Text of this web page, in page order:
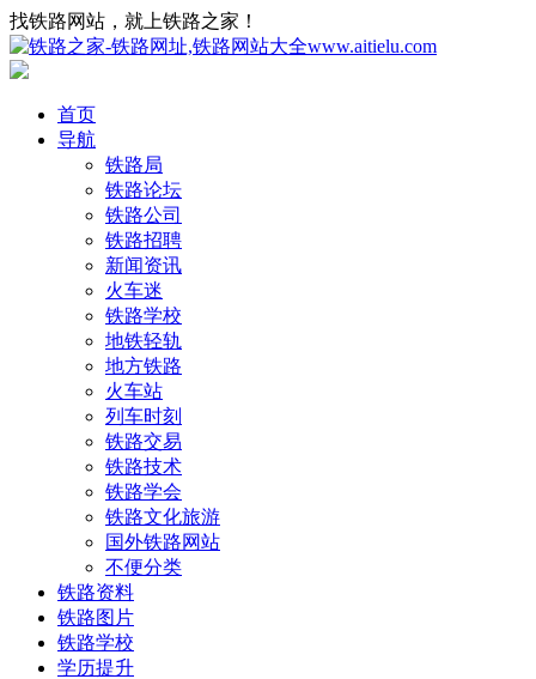
找铁路网站，就上铁路之家！
首页
导航
铁路局
铁路论坛
铁路公司
铁路招聘
新闻资讯
火车迷
铁路学校
地铁轻轨
地方铁路
火车站
列车时刻
铁路交易
铁路技术
铁路学会
铁路文化旅游
国外铁路网站
不便分类
铁路资料
铁路图片
铁路学校
学历提升